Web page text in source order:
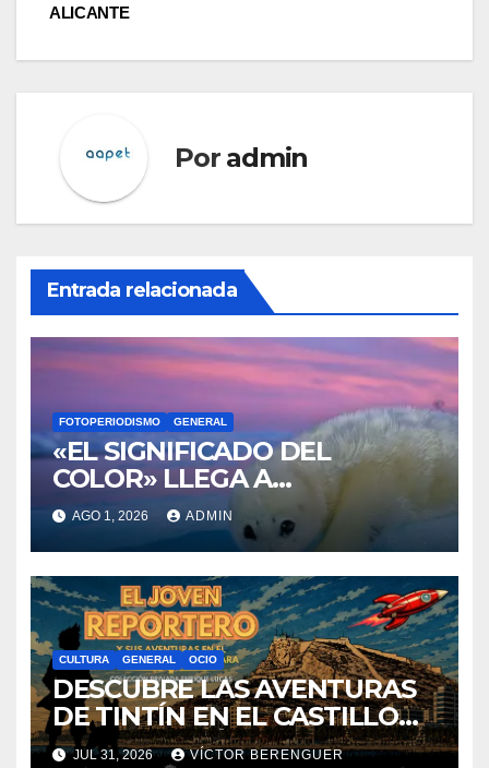
entradas
ALICANTE
Por admin
Entrada relacionada
FOTOPERIODISMO GENERAL
«EL SIGNIFICADO DEL
COLOR» LLEGA A
VILLAJOYOSA
AGO 1, 2026 ADMIN
CULTURA GENERAL OCIO
DESCUBRE LAS AVENTURAS
DE TINTÍN EN EL CASTILLO
DE SANTA BÁRBARA DE
JUL 31, 2026 VÍCTOR BERENGUER